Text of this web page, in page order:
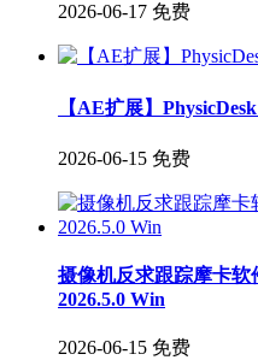
2026-06-17 免费
【AE扩展】
2026-06-15 免费
摄像机反求跟踪摩卡
2026.5.0 Win
2026-06-15 免费